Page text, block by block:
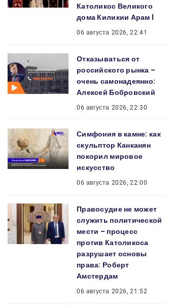
Католикос Великого
дома Киликии Арам I
06 августа 2026, 22:41
Отказываться от
российского рынка –
очень самонадеянно:
Алексей Бобровский
06 августа 2026, 22:30
Симфония в камне: как
скульптор Канканян
покорил мировое
искусство
06 августа 2026, 22:00
Правосудие не может
служить политической
мести – процесс
против Католикоса
разрушает основы
права: Роберт
Амстердам
06 августа 2026, 21:52